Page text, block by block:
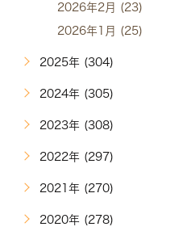
2026年2月 (23)
2026年1月 (25)
2025年 (304)
2024年 (305)
2023年 (308)
2022年 (297)
2021年 (270)
2020年 (278)